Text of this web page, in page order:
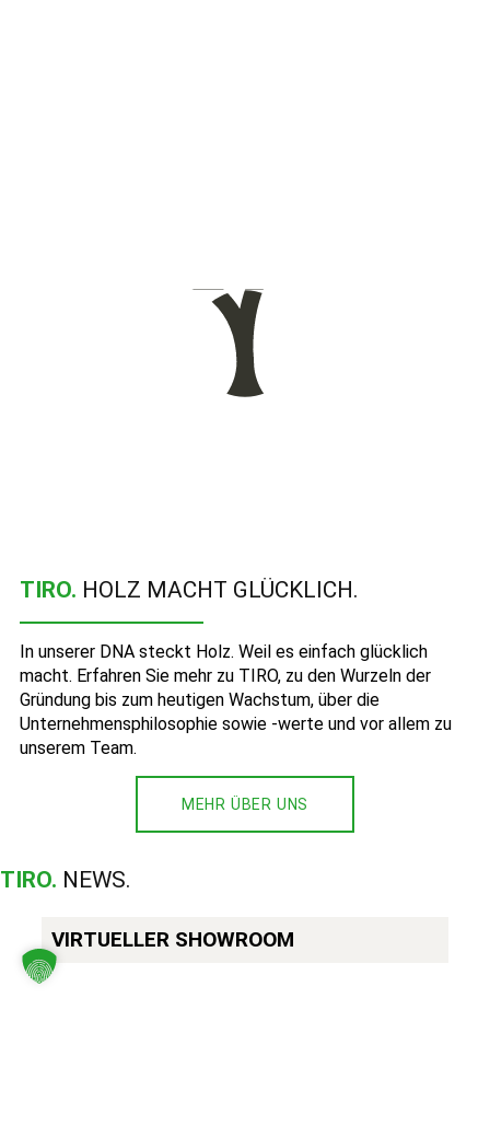
TIRO. HOLZ MACHT GLÜCKLICH.
In unserer DNA steckt Holz. Weil es einfach glücklich
macht. Erfahren Sie mehr zu TIRO, zu den Wurzeln der
Gründung bis zum heutigen Wachstum, über die
Unternehmensphilosophie sowie -werte und vor allem zu
unserem Team.
MEHR ÜBER UNS
TIRO. NEWS.
VIRTUELLER SHOWROOM